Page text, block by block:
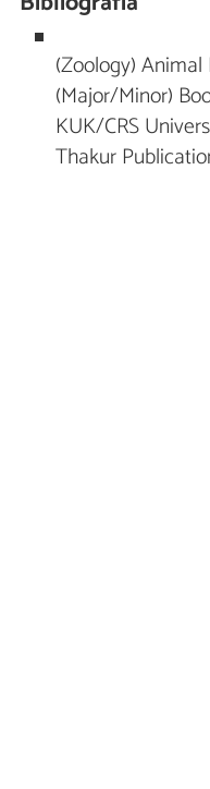
(Zoology)
(Major/Minor)
KUK/CRS
Thakur